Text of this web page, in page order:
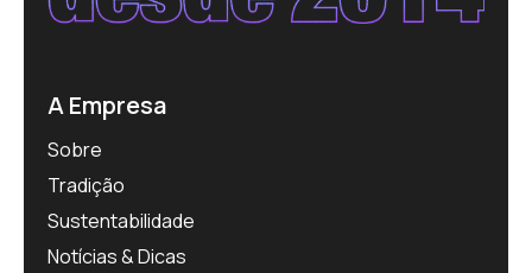
A Empresa
Sobre
Tradição
Sustentabilidade
Notícias & Dicas